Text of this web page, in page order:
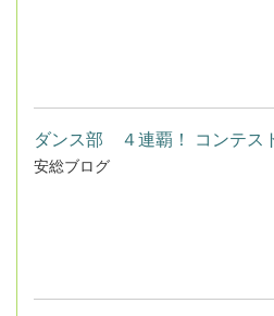
ダンス部 ４連覇！ コンテス
安総ブログ